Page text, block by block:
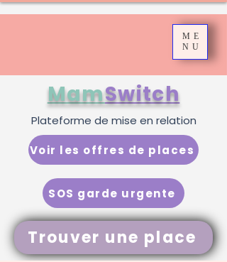
ME
NU
Trouver une place
MamSwitch
SOS garde urgente
Voir les offres de places
Plateforme de mise en relation